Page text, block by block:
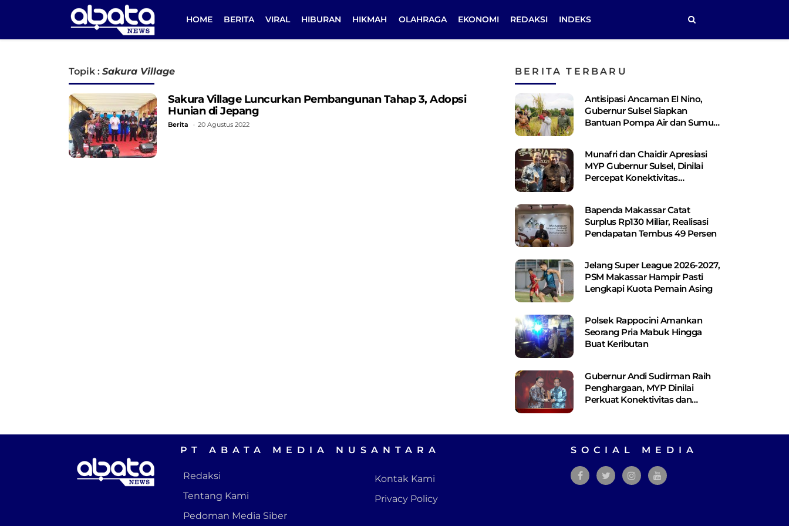
HOME BERITA VIRAL HIBURAN HIKMAH OLAHRAGA EKONOMI REDAKSI INDEKS
Topik : Sakura Village
Sakura Village Luncurkan Pembangunan Tahap 3, Adopsi
Hunian di Jepang
Berita 20 Agustus 2022
BERITA TERBARU
Antisipasi Ancaman El Nino,
Gubernur Sulsel Siapkan
Bantuan Pompa Air dan Sumur
Munafri dan Chaidir Apresiasi
MYP Gubernur Sulsel, Dinilai
Percepat Konektivitas
Bapenda Makassar Catat
Surplus Rp130 ​​Miliar, Realisasi
Pendapatan Tembus 49 Persen
Jelang Super League 2026-2027,
PSM Makassar Hampir Pasti
Lengkapi Kuota Pemain Asing
Polsek Rappocini Amankan
Seorang Pria Mabuk Hingga
Buat Keributan
Gubernur Andi Sudirman Raih
Penghargaan, MYP Dinilai
Perkuat Konektivitas dan
PT ABATA MEDIA NUSANTARA
Redaksi
Tentang Kami
Pedoman Media Siber
Kontak Kami
Privacy Policy
SOCIAL MEDIA